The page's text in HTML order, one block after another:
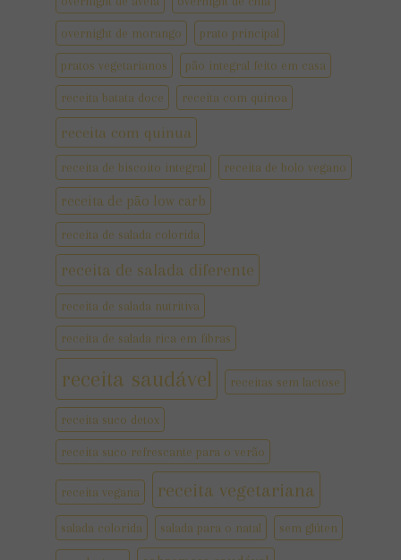
overnight de morango prato principal
pratos vegetarianos pão integral feito em casa
receita batata doce receita com quinoa
receita com quinua
receita de biscoito integral receita de bolo vegano
receita de pão low carb
receita de salada colorida
receita de salada diferente
receita de salada nutritiva
receita de salada rica em fibras
receita saudável receitas sem lactose
receita suco detox
receita suco refrescante para o verão
receita vegana receita vegetariana
salada colorida salada para o natal sem glúten